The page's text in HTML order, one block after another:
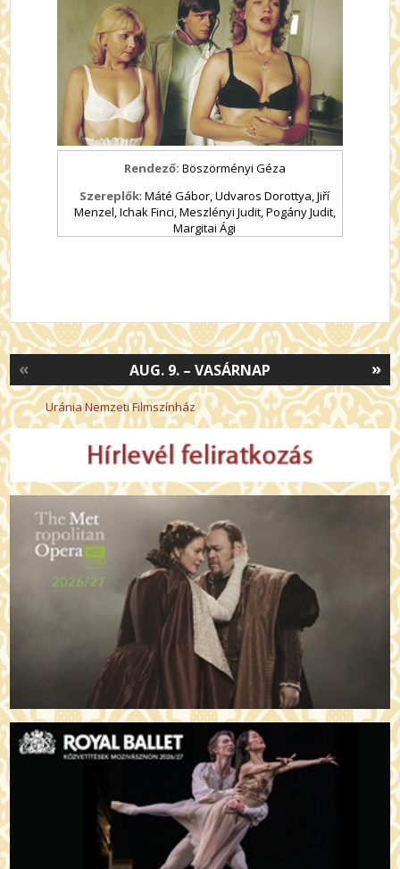
Rendező: Böszörményi Géza
Szereplők: Máté Gábor, Udvaros Dorottya, Jiří
Menzel, Ichak Finci, Meszlényi Judit, Pogány Judit,
Margitai Ági
»
AUG. 9. – VASÁRNAP
«
Uránia Nemzeti Filmszínház